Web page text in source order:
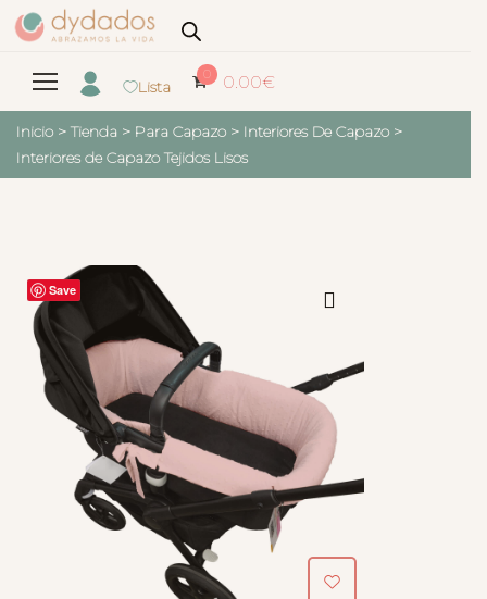
Lista
0 0.00€
Inicio > Tienda > Para Capazo > Interiores De Capazo >
Interiores de Capazo Tejidos Lisos
Save